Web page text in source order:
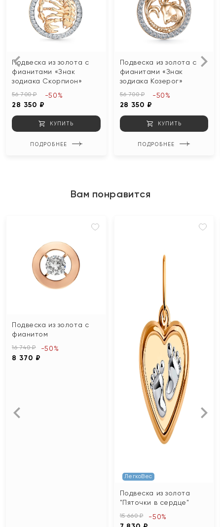
Подвеска из золота с
фианитами «Знак
зодиака Скорпион»
56 700 ₽
28 350 ₽
-50%
КУПИТЬ
ПОДРОБНЕЕ
Подвеска из золота с
фианитами «Знак
зодиака Козерог»
56 700 ₽
28 350 ₽
-50%
КУПИТЬ
ПОДРОБНЕЕ
Вам понравится
Подвеска из золота с
фианитом
16 740 ₽
8 370 ₽
-50%
ЛегкоВес
Подвеска из золота
"Пяточки в сердце"
15 660 ₽ -50%